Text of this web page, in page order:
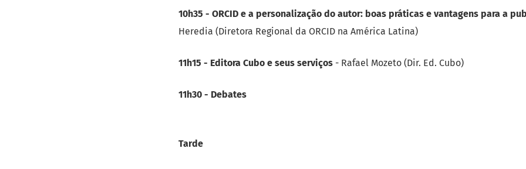
10h35 - ORCID e a personalização do autor: boas práticas e vantagens para a
Heredia (Diretora Regional da ORCID na América Latina)
11h15 - Editora Cubo e seus serviços - Rafael Mozeto (Dir. Ed. Cubo)
11h30 - Debates
Tarde